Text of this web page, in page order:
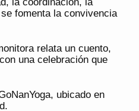
fomenta la convivencia
relata un cuento,
una celebración que
ubicado en